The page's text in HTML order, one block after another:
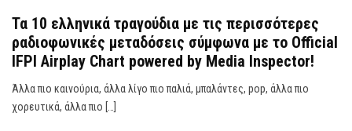
Τα 10 ελληνικά τραγούδια με τις περισσότερες
ραδιοφωνικές μεταδόσεις σύμφωνα με το Official
IFPI Airplay Chart powered by Media Inspector!
Άλλα πιο καινούρια, άλλα λίγο πιο παλιά, μπαλάντες, pop, άλλα πιο
χορευτικά, άλλα πιο […]